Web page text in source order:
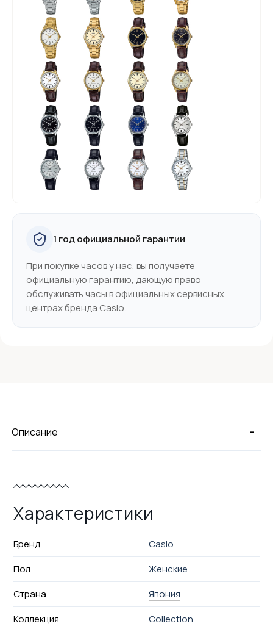
1 год официальной гарантии
При покупке часов у нас, вы получаете
официальную гарантию, дающую право
обслуживать часы в официальных сервисных
центрах бренда Casio.
-
Описание
Характеристики
Бренд
Casio
Пол
Женские
Страна
Япония
Коллекция
Collection